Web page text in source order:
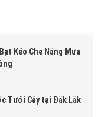
Kéo Che Nắng Mưa
Tưới Cây tại Đắk Lắk